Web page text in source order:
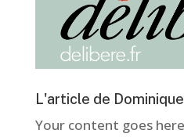
L'article de
Your content goes